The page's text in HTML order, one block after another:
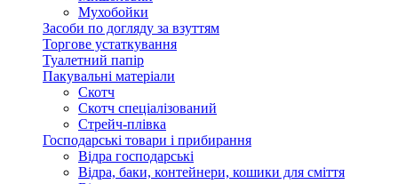
Мухобойки
Засоби по догляду за взуттям
Торгове устаткування
Туалетний папір
Пакувальні матеріали
Скотч
Скотч спеціалізований
Стрейч-плівка
Господарські товари і прибирання
Відра господарські
Відра, баки, контейнери, кошики для сміття